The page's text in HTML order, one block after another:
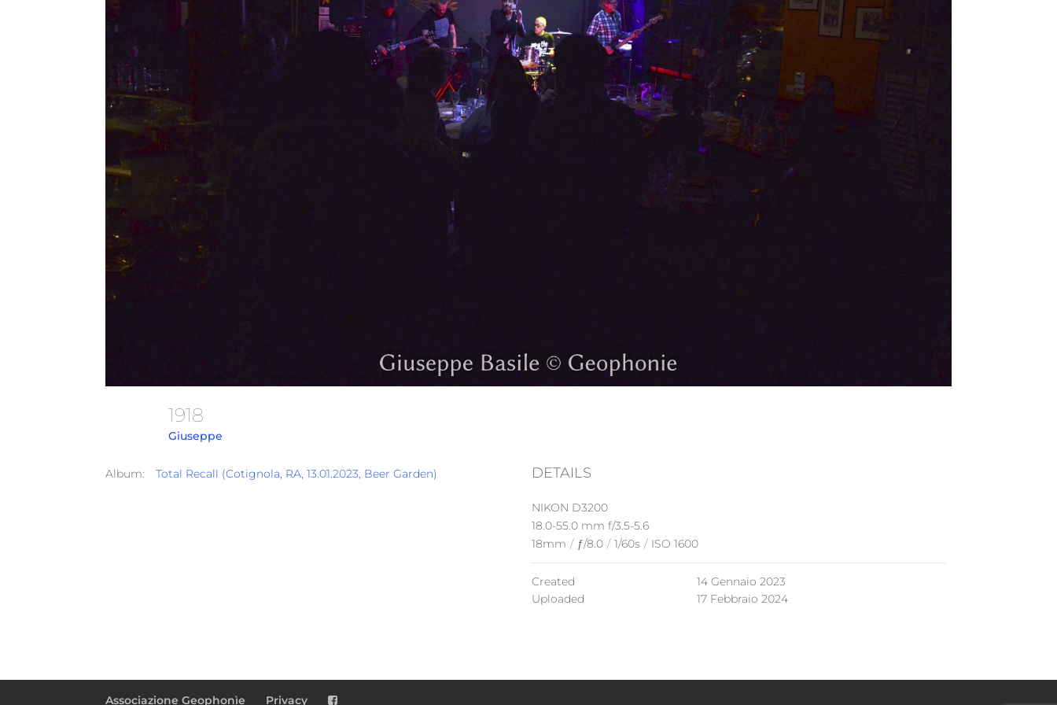
1918
Giuseppe
Album: Total Recall (Cotignola, RA, 13.01.2023, Beer Garden) DETAILS
NIKON D3200
18.0-55.0 mm f/3.5-5.6
18mm / ƒ/8.0 / 1/60s / ISO 1600
Created
14 Gennaio 2023
Uploaded
17 Febbraio 2024
Associazione Geophonìe Privacy